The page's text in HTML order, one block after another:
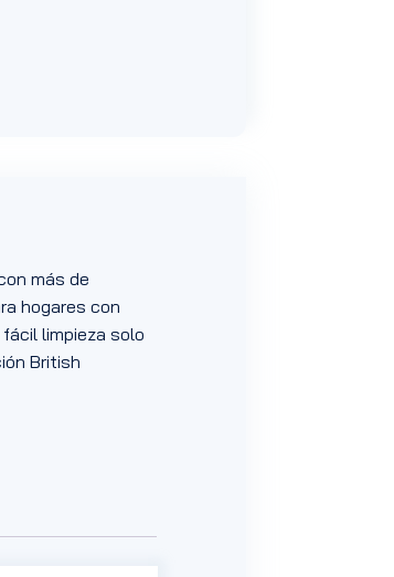
más de
hogares con
limpieza solo
British